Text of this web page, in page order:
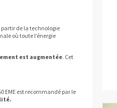
partir de la technologie
où toute l’énergie
est augmentée. Cet
EME est recommandé par le